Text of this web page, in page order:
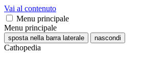
Vai al contenuto
Menu principale
Menu principale
sposta nella barra laterale nascondi
Cathopedia